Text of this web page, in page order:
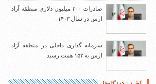
صادرات ۲۰۰ میلیون دلاری منطقه آزاد
ارس در سال ۱۴۰۳
سرمایه گذاری داخلی در منطقه آزاد
ارس به ۱۵۲ همت رسید